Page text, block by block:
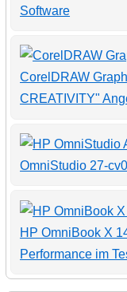
Software
CorelDRAW
CREATIVITY"
OmniStudio 27-
HP OmniBook X
Performance im